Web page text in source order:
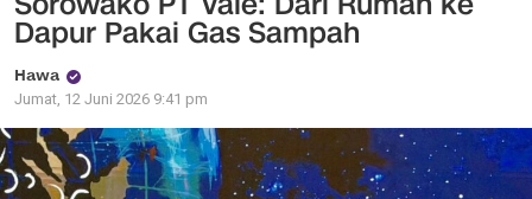
Dapur Pakai Gas Sampah
Hawa
Jumat, 12 Juni 2026 9:41 pm